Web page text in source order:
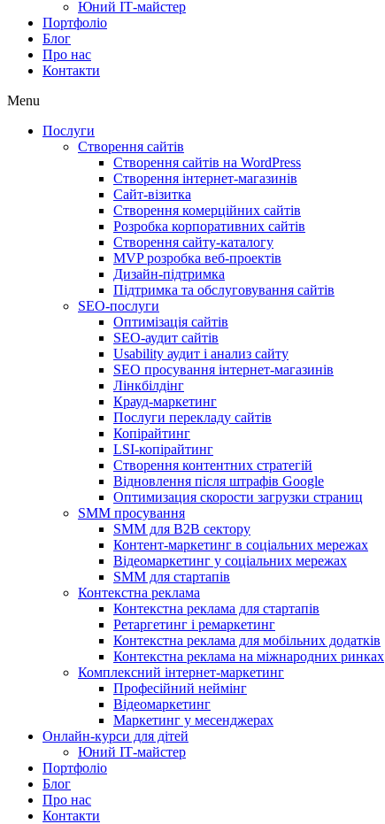
Юний ІТ-майстер
Портфоліо
Блог
Про нас
Контакти
Menu
Послуги
Створення сайтів
Створення сайтів на WordPress
Створення інтернет-магазинів
Сайт-візитка
Створення комерційних сайтів
Розробка корпоративних сайтів
Створення сайту-каталогу
MVP розробка веб-проектів
Дизайн-підтримка
Підтримка та обслуговування сайтів
SEO-послуги
Оптимізація сайтів
SEO-аудит сайтів
Usability аудит і анализ сайту
SEO просування інтернет-магазинів
Лінкбілдінг
Крауд-маркетинг
Послуги перекладу сайтів
Копірайтинг
LSI-копірайтинг
Створення контентних стратегій
Відновлення після штрафів Google
Оптимизация скорости загрузки страниц
SMM просування
SMM для B2B сектору
Контент-маркетинг в соціальних мережах
Відеомаркетинг у соціальних мережах
SMM для стартапів
Контекстна реклама
Контекстна реклама для стартапів
Ретаргетинг і ремаркетинг
Контекстна реклама для мобільних додатків
Контекстна реклама на міжнародних ринках
Комплексний інтернет-маркетинг
Професійний неймінг
Відеомаркетинг
Маркетинг у месенджерах
Онлайн-курси для дітей
Юний ІТ-майстер
Портфоліо
Блог
Про нас
Контакти